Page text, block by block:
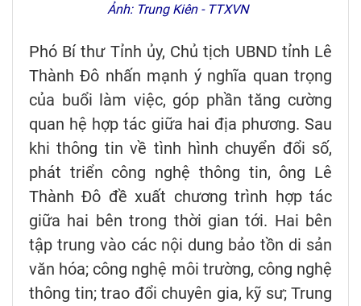
Ảnh: Trung Kiên - TTXVN
Phó Bí thư Tỉnh ủy, Chủ tịch UBND tỉnh Lê
Thành Đô nhấn mạnh ý nghĩa quan trọng
của buổi làm việc, góp phần tăng cường
quan hệ hợp tác giữa hai địa phương. Sau
khi thông tin về tình hình chuyển đổi số,
phát triển công nghệ thông tin, ông Lê
Thành Đô đề xuất chương trình hợp tác
giữa hai bên trong thời gian tới. Hai bên
tập trung vào các nội dung bảo tồn di sản
văn hóa; công nghệ môi trường, công nghệ
thông tin; trao đổi chuyên gia, kỹ sư; Trung